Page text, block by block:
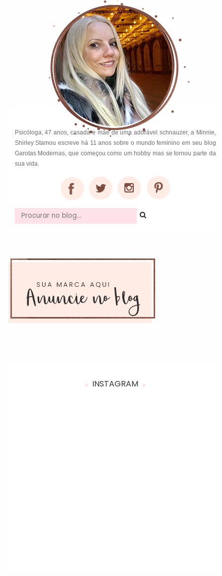
Psicóloga, 47 anos, casada e mãe de uma adorável schnauzer, a Minnie,
Shirley Stamou escreve há 11 anos sobre o mundo feminino em seu blog
Garotas Modernas, que começou como um hobby mas se tornou parte da
sua vida.
INSTAGRAM